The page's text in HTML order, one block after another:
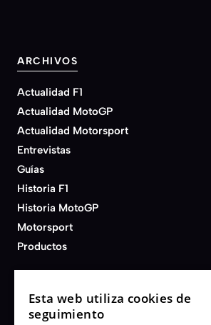
ARCHIVOS
Actualidad F1
Actualidad MotoGP
Actualidad Motorsport
Entrevistas
Guías
Historia F1
Historia MotoGP
Motorsport
Productos
Esta web utiliza cookies de
seguimiento